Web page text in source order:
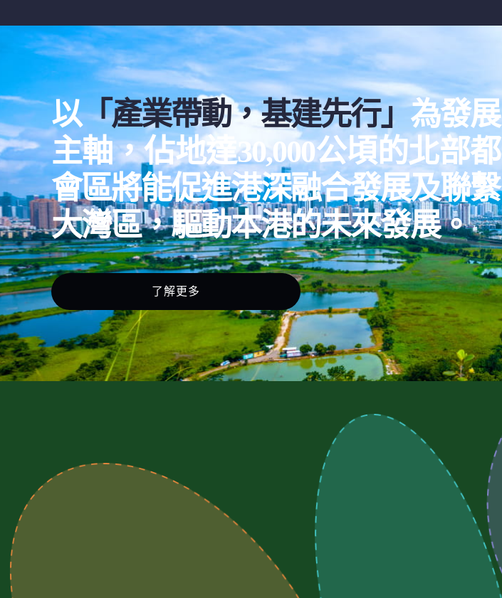
以「產業帶動，基建先行」為發展
主軸，佔地達30,000公頃的北部都
會區將能促進港深融合發展及聯繫
大灣區，驅動本港的未來發展。
了解更多